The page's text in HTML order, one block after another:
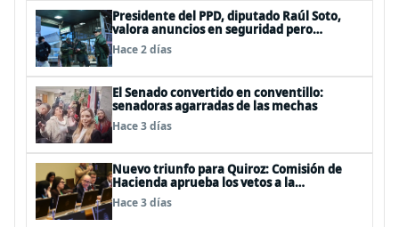
Presidente del PPD, diputado Raúl Soto,
valora anuncios en seguridad pero
advierte ausencia clave: alzamiento del
secreto bancario
Hace 2 días
El Senado convertido en conventillo:
senadoras agarradas de las mechas
Hace 3 días
Nuevo triunfo para Quiroz: Comisión de
Hacienda aprueba los vetos a la
Megarreforma
Hace 3 días